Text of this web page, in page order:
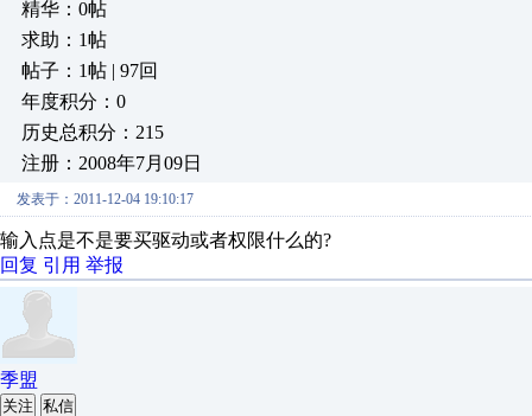
精华：0帖
求助：1帖
帖子：1帖 | 97回
年度积分：0
历史总积分：215
注册：2008年7月09日
发表于：2011-12-04 19:10:17
输入点是不是要买驱动或者权限什么的?
回复 引用 举报
季盟
关注 私信